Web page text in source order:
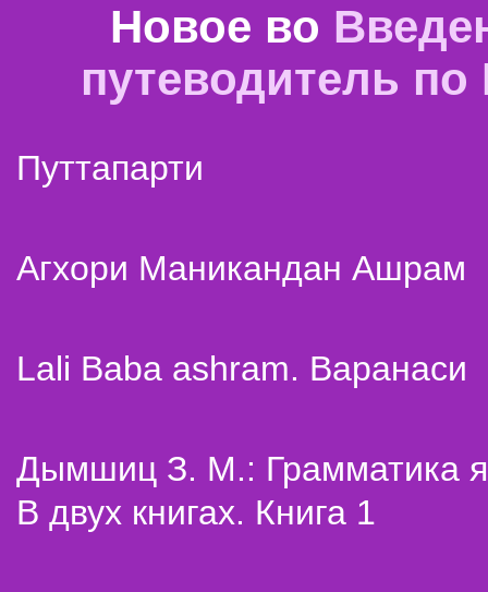
Новое во
путеводитель
Путтапарти
Агхори Маникандан Ашрам
Lali Baba ashram. Варанаси
Дымшиц З. М.: Грамматика
В двух книгах. Книга 1